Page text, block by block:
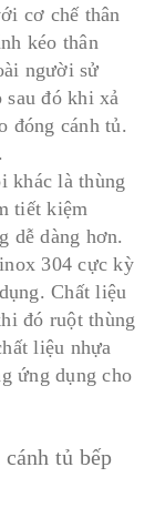
cơ chế thân
kéo thân
người sử
sau đó khi xả
đóng cánh tủ.
khác là thùng
tiết kiệm
dễ dàng hơn.
304 cực kỳ
Chất liệu
đó ruột thùng
liệu nhựa
ứng dụng cho
tủ bếp